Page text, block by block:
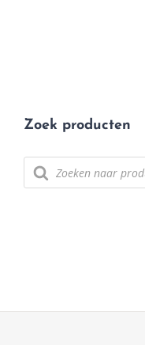
Zoek producten
Producten
zoeken